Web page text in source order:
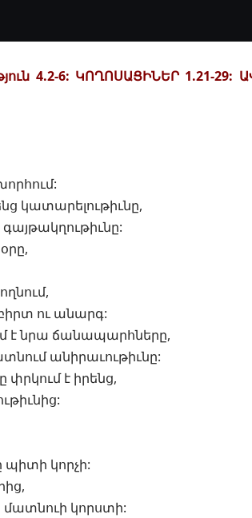
4.2-6: ԿՈՂՈՍԱՑԻՆԵՐ 1.21-29:
կատարելութիւնը,
գայթակղութիւնը:
ու անարգ:
է նրա ճանապարհները,
անիրաւութիւնը:
է իրենց,
կորչի:
կորստի: